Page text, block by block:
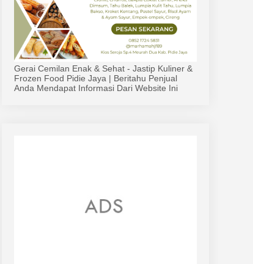
Gerai Cemilan Enak & Sehat - Jastip Kuliner &
Frozen Food Pidie Jaya | Beritahu Penjual
Anda Mendapat Informasi Dari Website Ini